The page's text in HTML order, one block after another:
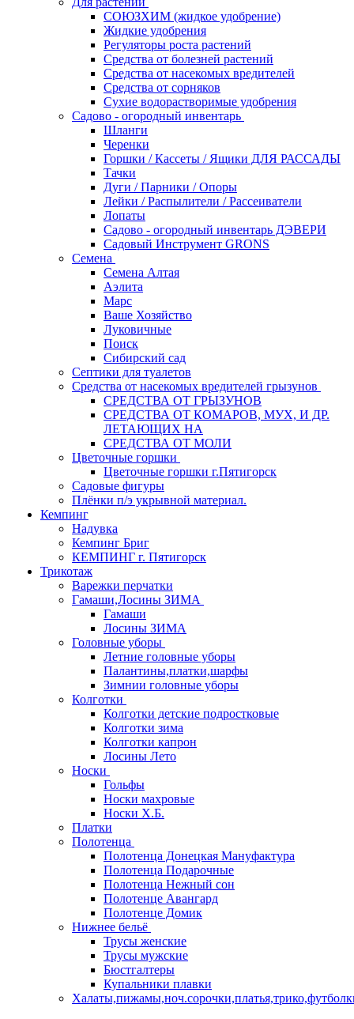
СОЮЗХИМ (жидкое удобрение)
Жидкие удобрения
Регуляторы роста растений
Средства от болезней растений
Средства от насекомых вредителей
Средства от сорняков
Сухие водорастворимые удобрения
Садово - огородный инвентарь
Шланги
Черенки
Горшки / Кассеты / Ящики ДЛЯ РАССАДЫ
Тачки
Дуги / Парники / Опоры
Лейки / Распылители / Рассеиватели
Лопаты
Садово - огородный инвентарь ДЭВЕРИ
Садовый Инструмент GRONS
Семена
Семена Алтая
Аэлита
Марс
Ваше Хозяйство
Луковичные
Поиск
Сибирский сад
Септики для туалетов
Средства от насекомых вредителей грызунов
СPEДСТВА ОТ ГРЫЗУНОВ
СРЕДСТВА ОТ КОМАРОВ, МУХ, И ДР.
ЛЕТАЮЩИХ НА
СРЕДСТВА ОТ МОЛИ
Цветочные горшки
Цветочные горшки г.Пятигорск
Садовые фигуры
Плёнки п/э укрывной материал.
Кемпинг
Надувка
Кемпинг Бриг
КЕМПИНГ г. Пятигорск
Трикотаж
Варежки перчатки
Гамаши,Лосины ЗИМА
Гамаши
Лосины ЗИМА
Головные уборы
Летние головные уборы
Палантины,платки,шарфы
Зимнии головные уборы
Колготки
Колготки детские подростковые
Колготки зима
Колготки капрон
Лосины Лето
Носки
Гольфы
Носки махровые
Носки Х.Б.
Платки
Полотенца
Полотенца Донецкая Мануфактура
Полотенца Подарочные
Полотенца Нежный сон
Полотенце Авангард
Полотенце Домик
Нижнее бельё
Трусы женские
Трусы мужские
Бюстгалтеры
Купальники плавки